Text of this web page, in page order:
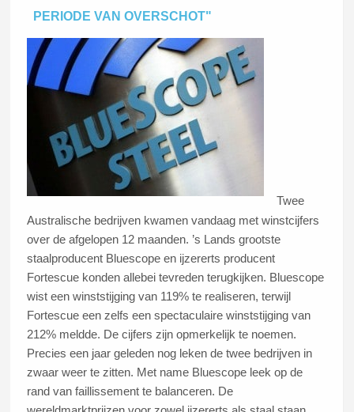
PERIODE VAN OVERSCHOT"
Twee
Australische bedrijven kwamen vandaag met winstcijfers
over de afgelopen 12 maanden. ’s Lands grootste
staalproducent Bluescope en ijzererts producent
Fortescue konden allebei tevreden terugkijken. Bluescope
wist een winststijging van 119% te realiseren, terwijl
Fortescue een zelfs een spectaculaire winststijging van
212% meldde. De cijfers zijn opmerkelijk te noemen.
Precies een jaar geleden nog leken de twee bedrijven in
zwaar weer te zitten. Met name Bluescope leek op de
rand van faillissement te balanceren. De